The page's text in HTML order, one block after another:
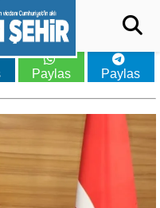
Paylas Paylas